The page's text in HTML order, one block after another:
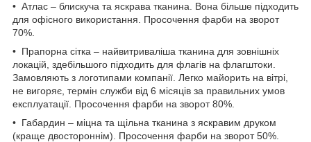
• Атлас – блискуча та яскрава тканина. Вона більше підходить
для офісного використання. Просочення фарби на зворот
70%.
• Прапорна сітка – найвитриваліша тканина для зовнішніх
локацій, здебільшого підходить для флагів на флагштоки.
Замовляють з логотипами компанії. Легко майорить на вітрі,
не вигоряє, термін служби від 6 місяців за правильних умов
експлуатації. Просочення фарби на зворот 80%.
• Габардин – міцна та щільна тканина з яскравим друком
(краще двостороннім). Просочення фарби на зворот 50%.